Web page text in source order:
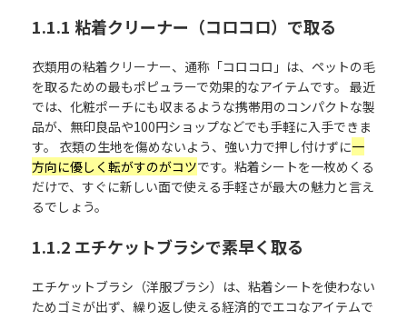
1.1.1 粘着クリーナー（コロコロ）で取る
衣類用の粘着クリーナー、通称「コロコロ」は、ペットの毛
を取るための最もポピュラーで効果的なアイテムです。 最近
では、化粧ポーチにも収まるような携帯用のコンパクトな製
品が、無印良品や100円ショップなどでも手軽に入手できま
す。 衣類の生地を傷めないよう、強い力で押し付けずに一
方向に優しく転がすのがコツです。粘着シートを一枚めくる
だけで、すぐに新しい面で使える手軽さが最大の魅力と言え
るでしょう。
1.1.2 エチケットブラシで素早く取る
エチケットブラシ（洋服ブラシ）は、粘着シートを使わない
ためゴミが出ず、繰り返し使える経済的でエコなアイテムで